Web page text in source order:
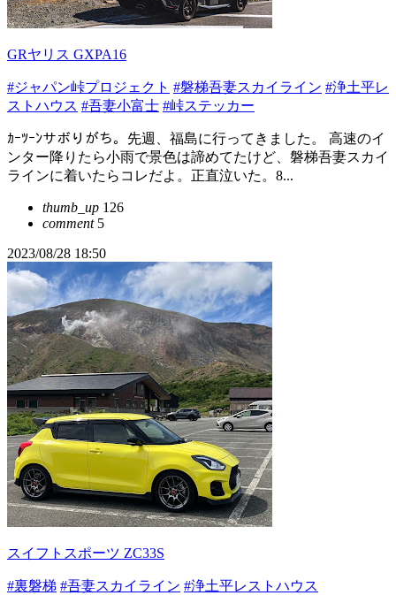
GRヤリス GXPA16
#ジャパン峠プロジェクト #磐梯吾妻スカイライン #浄土平レ
ストハウス #吾妻小富士 #峠ステッカー
ｶｰﾂｰﾝサボりがち。先週、福島に行ってきました。 高速のイ
ンター降りたら小雨で景色は諦めてたけど、磐梯吾妻スカイ
ラインに着いたらコレだよ。正直泣いた。8...
thumb_up 126
comment5
2023/08/28 18:50
スイフトスポーツ ZC33S
#裏磐梯 #吾妻スカイライン #浄土平レストハウス